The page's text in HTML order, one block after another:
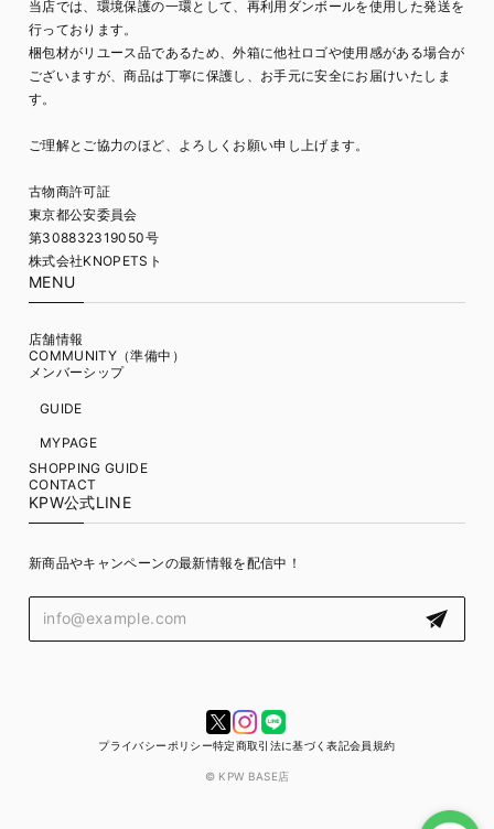
当店では、環境保護の一環として、再利用ダンボールを使用した発送を
行っております。
梱包材がリユース品であるため、外箱に他社ロゴや使用感がある場合が
ございますが、商品は丁寧に保護し、お手元に安全にお届けいたしま
す。
ご理解とご協力のほど、よろしくお願い申し上げます。
古物商許可証
東京都公安委員会
第308832319050号
株式会社KNOPETSト
MENU
店舗情報
COMMUNITY（準備中）
メンバーシップ
GUIDE
MYPAGE
SHOPPING GUIDE
CONTACT
KPW公式LINE
新商品やキャンペーンの最新情報を配信中！
プライバシーポリシー特定商取引法に基づく表記会員規約
© KPW BASE店